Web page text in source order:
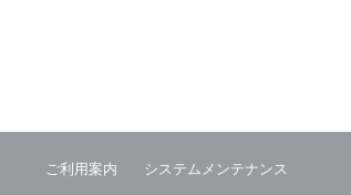
ご利用案内 システムメンテナンス